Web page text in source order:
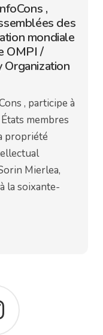
,
des
mondiale
OMPI /
, participe à
membres
propriété
Mierlea,
la soixante-